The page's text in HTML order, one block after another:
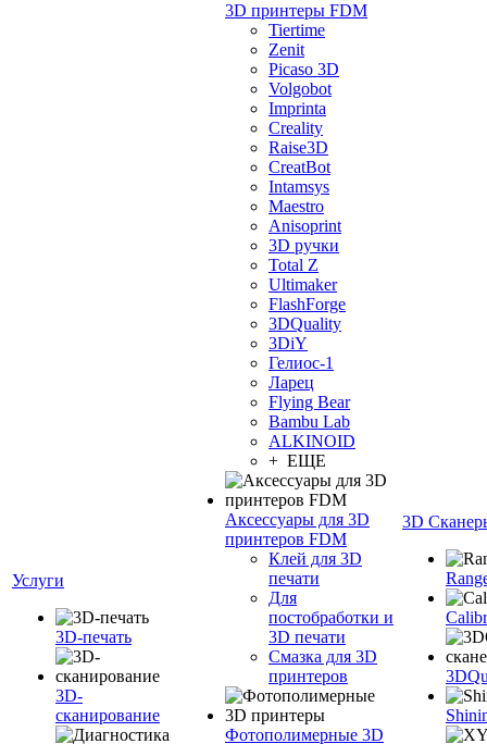
Услуги
3D-печать
3D-
сканирование
3D принтеры FDM
Tiertime
Zenit
Picaso 3D
Volgobot
Imprinta
Creality
Raise3D
CreatBot
Intamsys
Maestro
Anisoprint
3D ручки
Total Z
Ultimaker
FlashForge
3DQuality
3DiY
Гелиос-1
Ларец
Flying Bear
Bambu Lab
ALKINOID
+ ЕЩЕ
Аксессуары для 3D
принтеров FDM
Клей для 3D
печати
Для
постобработки и
3D печати
Смазка для 3D
принтеров
Фотополимерные 3D
3D